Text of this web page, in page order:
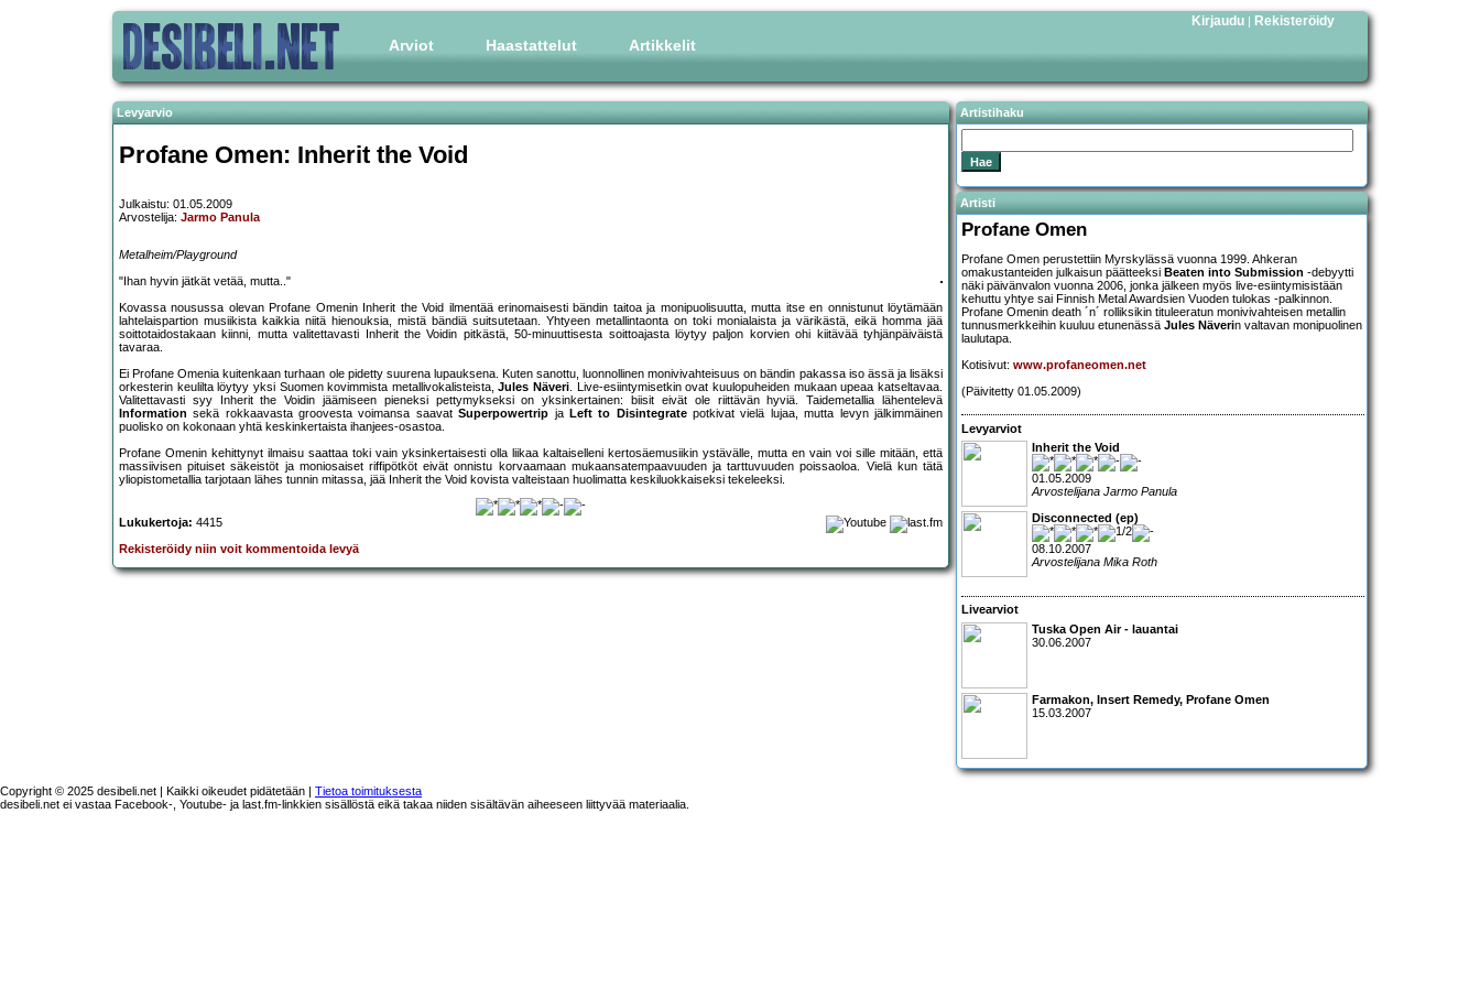
Arviot Haastattelut Artikkelit
Kirjaudu | Rekisteröidy
Levyarvio
Profane Omen: Inherit the Void
Julkaistu: 01.05.2009
Arvostelija: Jarmo Panula
Metalheim/Playground
"Ihan hyvin jätkät vetää, mutta.."
Kovassa nousussa olevan Profane Omenin Inherit the Void ilmentää erinomaisesti bändin taitoa ja monipuolisuutta, mutta itse en onnistunut löytämään
lahtelaispartion musiikista kaikkia niitä hienouksia, mistä bändiä suitsutetaan. Yhtyeen metallintaonta on toki monialaista ja värikästä, eikä homma jää
soittotaidostakaan kiinni, mutta valitettavasti Inherit the Voidin pitkästä, 50-minuuttisesta soittoajasta löytyy paljon korvien ohi kiitävää tyhjänpäiväistä
tavaraa.
Ei Profane Omenia kuitenkaan turhaan ole pidetty suurena lupauksena. Kuten sanottu, luonnollinen monivivahteisuus on bändin pakassa iso ässä ja lisäksi
orkesterin keulilta löytyy yksi Suomen kovimmista metallivokalisteista,Jules Näveri. Live-esiintymisetkin ovat kuulopuheiden mukaan upeaa katseltavaa.
Valitettavasti syy Inherit the Voidin jäämiseen pieneksi pettymykseksi on yksinkertainen: biisit eivät ole riittävän hyviä. Taidemetallia lähentelevä
Information sekä rokkaavasta groovesta voimansa saavatSuperpowertrip ja Left to Disintegratepotkivat vielä lujaa, mutta levyn jälkimmäinen
puolisko on kokonaan yhtä keskinkertaista ihanjees-osastoa.
Profane Omenin kehittynyt ilmaisu saattaa toki vain yksinkertaisesti olla liikaa kaltaiselleni kertosäemusiikin ystävälle, mutta en vain voi sille mitään, että
massiivisen pituiset säkeistöt ja moniosaiset riffipötköt eivät onnistu korvaamaan mukaansatempaavuuden ja tarttuvuuden poissaoloa. Vielä kun tätä
yliopistometallia tarjotaan lähes tunnin mitassa, jää Inherit the Void kovista valteistaan huolimatta keskiluokkaiseksi tekeleeksi.
Lukukertoja: 4415
Rekisteröidy niin voit kommentoida levyä
Artistihaku
Artisti
Profane Omen
Profane Omen perustettiin Myrskylässä vuonna 1999. Ahkeran
omakustanteiden julkaisun päätteeksi Beaten into Submission -debyytti
näki päivänvalon vuonna 2006, jonka jälkeen myös live-esiintymisistään
kehuttu yhtye sai Finnish Metal Awardsien Vuoden tulokas -palkinnon.
Profane Omenin death ´n´ rolliksikin tituleeratun monivivahteisen metallin
tunnusmerkkeihin kuuluu etunenässä Jules Näverin valtavan monipuolinen
laulutapa.
Kotisivut: www.profaneomen.net
(Päivitetty 01.05.2009)
Levyarviot
Inherit the Void
01.05.2009
Arvostelijana Jarmo Panula
Disconnected (ep)
08.10.2007
Arvostelijana Mika Roth
Livearviot
Tuska Open Air - lauantai
30.06.2007
Farmakon, Insert Remedy, Profane Omen
15.03.2007
Copyright © 2025 desibeli.net | Kaikki oikeudet pidätetään | Tietoa toimituksesta
desibeli.net ei vastaa Facebook-, Youtube- ja last.fm-linkkien sisällöstä eikä takaa niiden sisältävän aiheeseen liittyvää materiaalia.